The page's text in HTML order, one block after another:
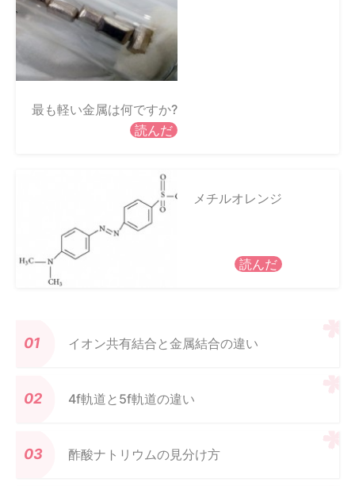
最も軽い金属は何ですか?
読んだ
メチルオレンジ
読んだ
イオン共有結合と金属結合の違い
4f軌道と5f軌道の違い
酢酸ナトリウムの見分け方